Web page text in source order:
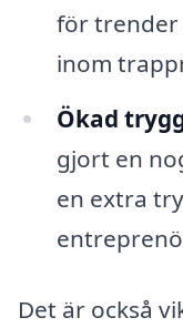
för trender
inom
Ökad
gjort en
en extra
Det är också